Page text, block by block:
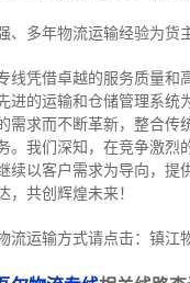
、多年物流运输经验为货
线凭借卓越的服务质量和
进的运输和仓储管理系统
需求而不断革新，整合传
。 我们深知，在竞争激烈
续以客户需求为导向，提
，共创辉煌未来！
流运输方式请点击：镇江